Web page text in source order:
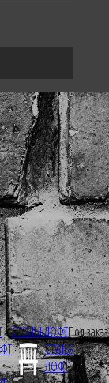
СТОЛЫ ЛОФТПод заказ
СТУЛЬЯ
ЛОФТПод